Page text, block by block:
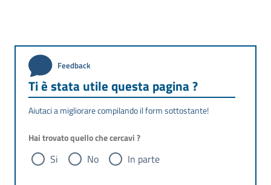
Feedback
Ti è stata utile questa pagina ?
Aiutaci a migliorare compilando il form sottostante!
Hai trovato quello che cercavi ?
Si No In parte